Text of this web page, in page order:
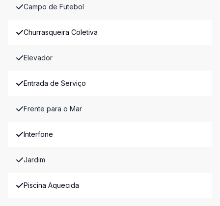
Campo de Futebol
Churrasqueira Coletiva
Elevador
Entrada de Serviço
Frente para o Mar
Interfone
Jardim
Piscina Aquecida